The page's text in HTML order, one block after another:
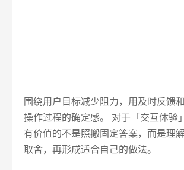
围绕用户目标减少阻力，用及时反馈
操作过程的确定感。 对于「交互体验
有价值的不是照搬固定答案，而是理
取舍，再形成适合自己的做法。